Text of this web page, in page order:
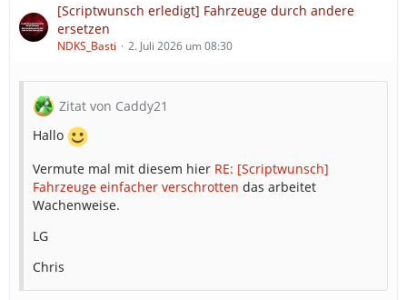
[Scriptwunsch erledigt] Fahrzeuge durch andere
ersetzen
NDKS_Basti 2. Juli 2026 um 08:30
Zitat von Caddy21
Hallo
Vermute mal mit diesem hier RE: [Scriptwunsch]
Fahrzeuge einfacher verschrotten das arbeitet
Wachenweise.
LG
Chris